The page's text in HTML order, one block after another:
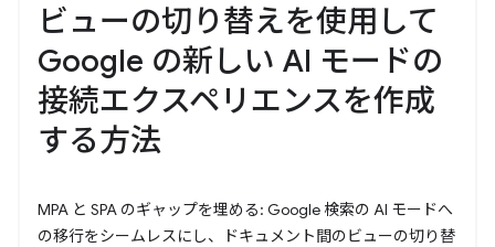
ビューの切り替えを使用して
Google の新しい AI モードの
接続エクスペリエンスを作成
する方法
MPA と SPA のギャップを埋める: Google 検索の AI モードへ
の移行をシームレスにし、ドキュメント間のビューの切り替